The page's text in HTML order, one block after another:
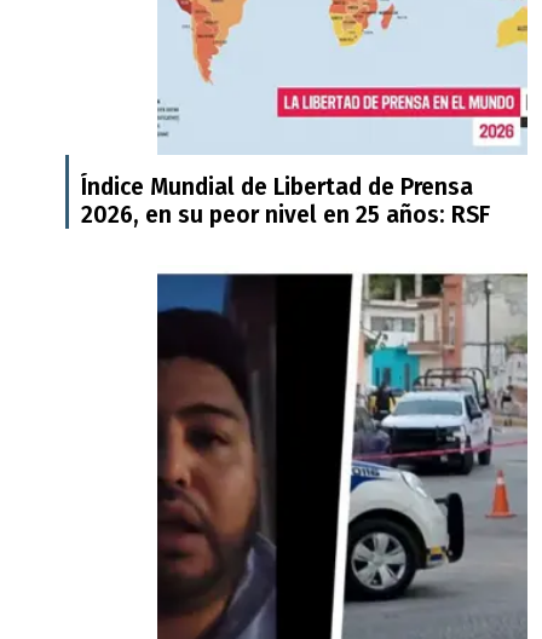
Índice Mundial de Libertad de Prensa
2026, en su peor nivel en 25 años: RSF